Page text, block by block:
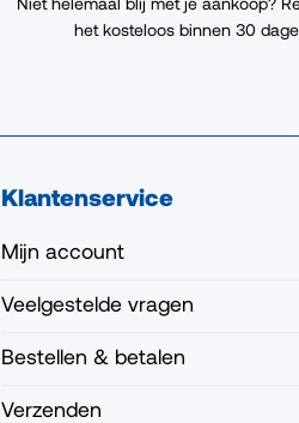
het kosteloos binnen 30
Klantenservice
Mijn account
Veelgestelde vragen
Bestellen & betalen
Verzenden